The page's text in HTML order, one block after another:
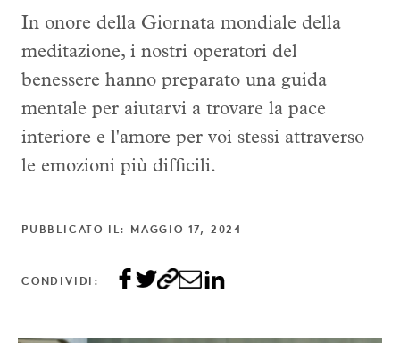
In onore della Giornata mondiale della
meditazione, i nostri operatori del
benessere hanno preparato una guida
mentale per aiutarvi a trovare la pace
interiore e l'amore per voi stessi attraverso
le emozioni più difficili.
PUBBLICATO IL: MAGGIO 17, 2024
CONDIVIDI: